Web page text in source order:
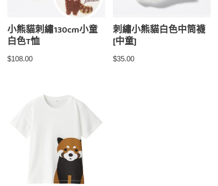
小熊貓刺繡130cm小童
白色T恤
$108.00
刺繡小熊貓白色中筒襪
[中童]
$35.00